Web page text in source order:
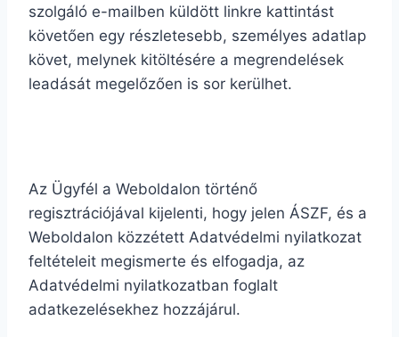
szolgáló e-mailben küldött linkre kattintást
követően egy részletesebb, személyes adatlap
követ, melynek kitöltésére a megrendelések
leadását megelőzően is sor kerülhet.
Az Ügyfél a Weboldalon történő
regisztrációjával kijelenti, hogy jelen ÁSZF, és a
Weboldalon közzétett Adatvédelmi nyilatkozat
feltételeit megismerte és elfogadja, az
Adatvédelmi nyilatkozatban foglalt
adatkezelésekhez hozzájárul.